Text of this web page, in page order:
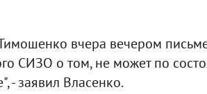
вчера вечером
СИЗО о том, не может по
- заявил Власенко.